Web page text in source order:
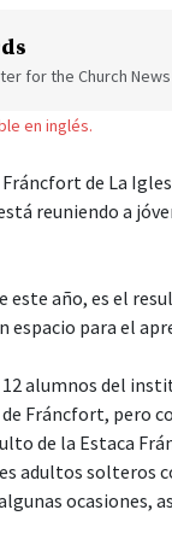
for the Church News
en inglés.
de La
reuniendo a
este año, es el
espacio para el
alumnos del
Fráncfort, pero
de la Estaca
adultos solteros
ocasiones,